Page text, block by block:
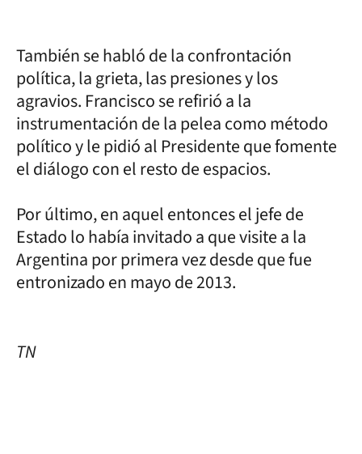
También se habló de la confrontación
política, la grieta, las presiones y los
agravios. Francisco se refirió a la
instrumentación de la pelea como método
político y le pidió al Presidente que fomente
el diálogo con el resto de espacios.
Por último, en aquel entonces el jefe de
Estado lo había invitado a que visite a la
Argentina por primera vez desde que fue
entronizado en mayo de 2013.
TN